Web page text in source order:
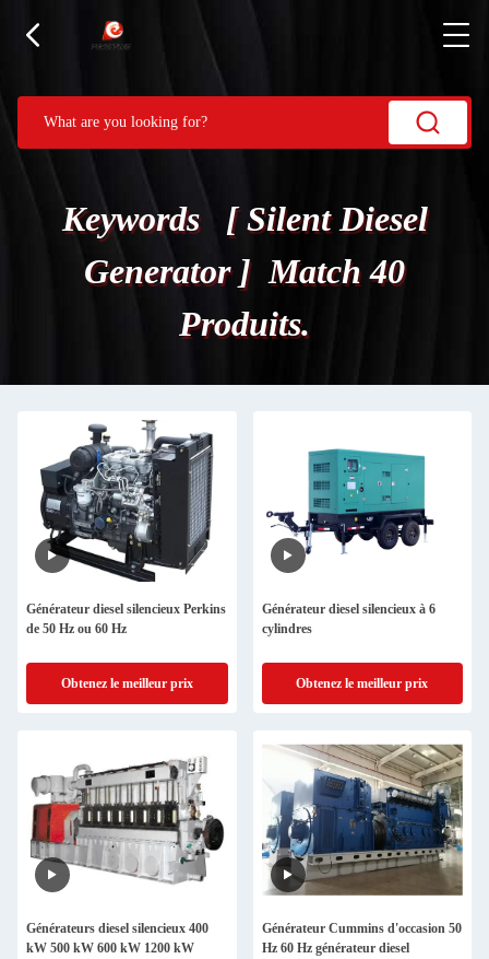
Keywords [ Silent Diesel
Generator ] Match 40
Produits.
Générateur diesel silencieux Perkins
de 50 Hz ou 60 Hz
Obtenez le meilleur prix
Générateur diesel silencieux à 6
cylindres
Obtenez le meilleur prix
Générateurs diesel silencieux 400
kW 500 kW 600 kW 1200 kW
Générateur Cummins d'occasion 50
Hz 60 Hz générateur diesel